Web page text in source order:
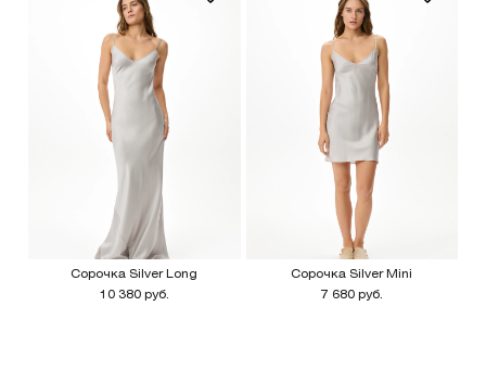
Сорочка Silver Long
10 380 руб.
Сорочка Silver Mini
7 680 руб.